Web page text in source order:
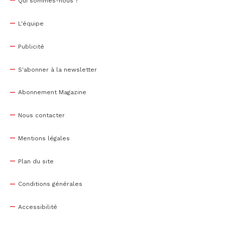
L'équipe
Publicité
S'abonner à la newsletter
Abonnement Magazine
Nous contacter
Mentions légales
Plan du site
Conditions générales
Accessibilité